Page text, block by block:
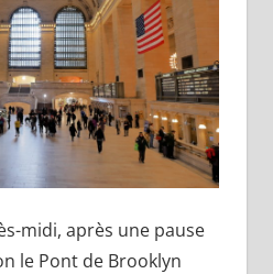
midi, après une pause
le Pont de Brooklyn